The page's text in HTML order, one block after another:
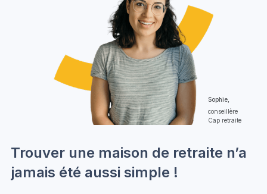
Sophie,
conseillère
Cap retraite
Trouver une maison de retraite n’a
jamais été aussi simple !